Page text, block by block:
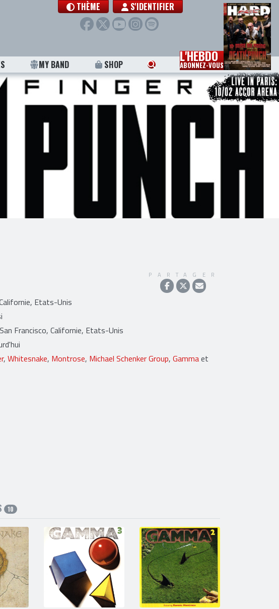
THÈME S'IDENTIFIER
MY BAND SHOP L'HEBDO
ABONNEZ-VOUS
PARTAGER
Etats-Unis
Francisco, Californie, Etats-Unis
, Whitesnake, Montrose, Michael Schenker Group, Gammaet
10